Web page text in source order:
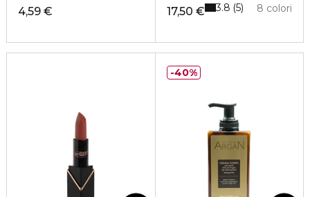
4,59 € 17,50 € 8 colori
3.8 5
40%